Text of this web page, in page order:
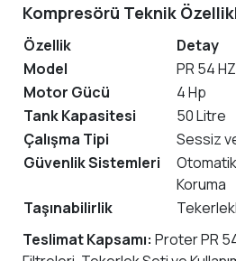
Kompresörü Teknik
Özellik
Detay
Model
PR 54 HZ
Motor Gücü
4 Hp
Tank Kapasitesi
50 Litre
Çalışma Tipi
Sessiz
Güvenlik Sistemleri
Koruma
Taşınabilirlik
Teslimat Kapsamı: Proter PR